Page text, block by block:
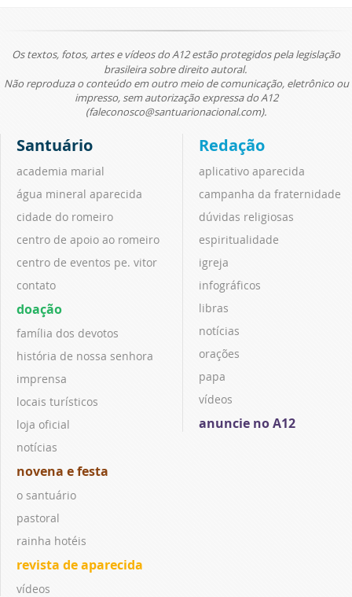
Os textos, fotos, artes e vídeos do A12 estão protegidos pela legislação
brasileira sobre direito autoral.
Não reproduza o conteúdo em outro meio de comunicação, eletrônico ou
impresso, sem autorização expressa do A12
(faleconosco@santuarionacional.com).
Santuário
academia marial
água mineral aparecida
cidade do romeiro
centro de apoio ao romeiro
centro de eventos pe. vitor
contato
doação
família dos devotos
história de nossa senhora
imprensa
locais turísticos
loja oficial
notícias
novena e festa
o santuário
pastoral
rainha hotéis
revista de aparecida
vídeos
Redação
aplicativo aparecida
campanha da fraternidade
dúvidas religiosas
espiritualidade
igreja
infográficos
libras
notícias
orações
papa
vídeos
anuncie no A12